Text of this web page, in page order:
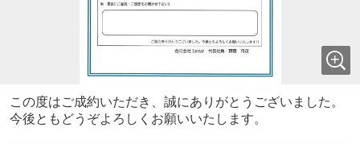
この度はご成約いただき、誠にありがとうございました。
今後ともどうぞよろしくお願いいたします。